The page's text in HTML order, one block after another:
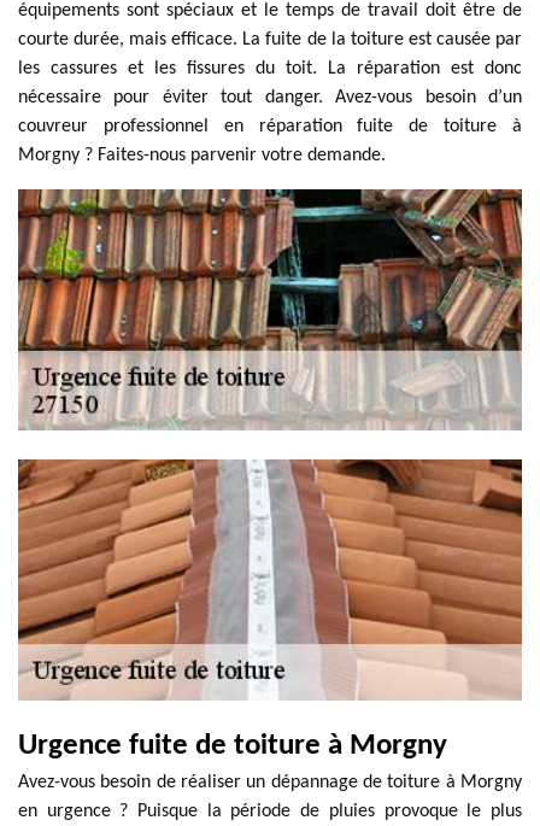
équipements sont spéciaux et le temps de travail doit être de
courte durée, mais efficace. La fuite de la toiture est causée par
les cassures et les fissures du toit. La réparation est donc
nécessaire pour éviter tout danger. Avez-vous besoin d’un
couvreur professionnel en réparation fuite de toiture à
Morgny ? Faites-nous parvenir votre demande.
Urgence fuite de toiture à Morgny
Avez-vous besoin de réaliser un dépannage de toiture à Morgny
en urgence ? Puisque la période de pluies provoque le plus